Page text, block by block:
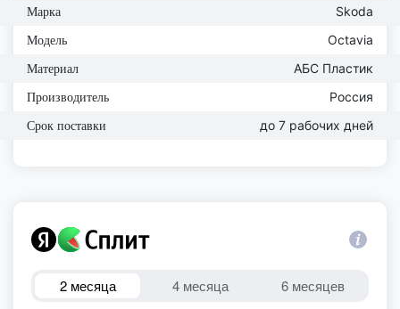
Марка Skoda
Модель Octavia
Материал АБС Пластик
Производитель Россия
Срок поставки до 7 рабочих дней